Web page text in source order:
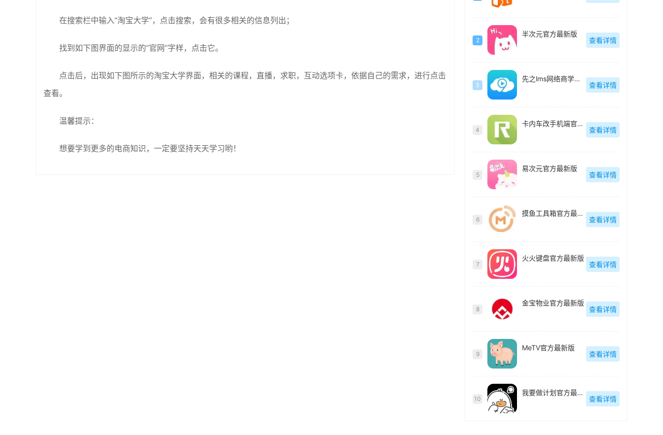
在搜索栏中输入“淘宝大学”，点击搜索，会有很多相关的信息列出；
找到如下图界面的显示的“官网”字样，点击它。
点击后，出现如下图所示的淘宝大学界面，相关的课程，直播，求职，互动选项卡，依据自己的需求，进行点击
查看。
温馨提示：
想要学到更多的电商知识，一定要坚持天天学习哟！
2
半次元官方最新版
查看详情
3
先之lms网络商学院最新版
查看详情
4
卡内车改手机端官方最新版
查看详情
5
易次元官方最新版
查看详情
6
摸鱼工具箱官方最新版
查看详情
7
火火键盘官方最新版
查看详情
8
金宝物业官方最新版
查看详情
9
MeTV官方最新版
查看详情
10
我要做计划官方最新版
查看详情